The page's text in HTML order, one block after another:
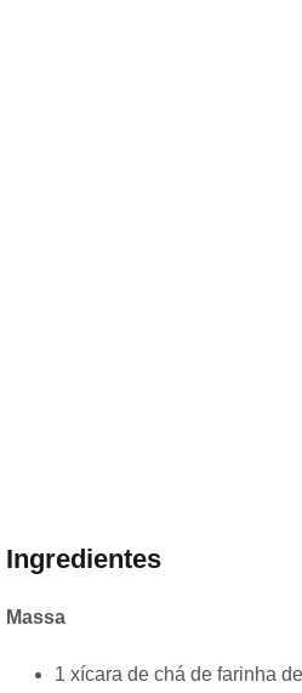
Ingredientes
Massa
1 xícara de chá de farinha